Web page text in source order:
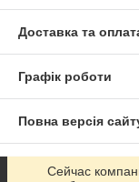
Доставка та
Графік роботи
Повна версія
Сайт створено на
Сейчас